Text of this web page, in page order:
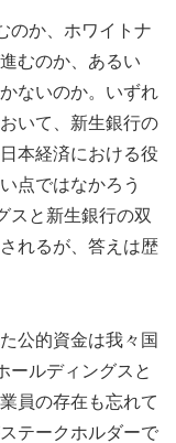
のか、ホワイトナ
むのか、あるい
ないのか。いずれ
いて、新生銀行の
本経済における役
点ではなかろう
スと新生銀行の双
れるが、答えは歴
公的資金は我々国
ールディングスと
員の存在も忘れて
テークホルダーで